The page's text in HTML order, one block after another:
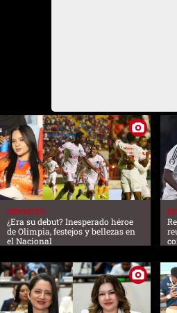
DEPORTES
¿Era su debut? Inesperado héroe
de Olimpia, festejos y bellezas en
el Nacional